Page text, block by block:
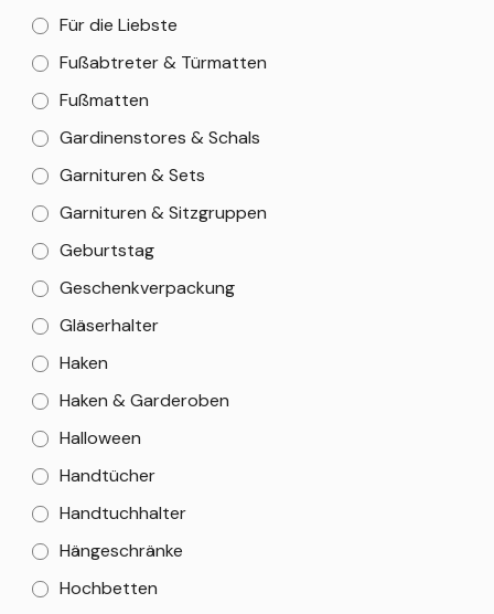
Für die Liebste
Fußabtreter & Türmatten
Fußmatten
Gardinenstores & Schals
Garnituren & Sets
Garnituren & Sitzgruppen
Geburtstag
Geschenkverpackung
Gläserhalter
Haken
Haken & Garderoben
Halloween
Handtücher
Handtuchhalter
Hängeschränke
Hochbetten